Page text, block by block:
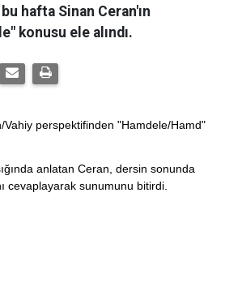
hafta Sinan Ceran'ın
konusu ele alındı.
Vahiy perspektifinden "Hamdele/Hamd"
anlatan Ceran, dersin sonunda
cevaplayarak sunumunu bitirdi.